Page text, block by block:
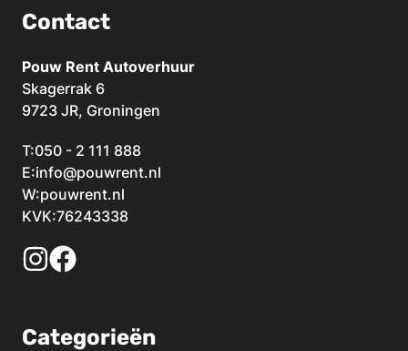
Contact
Pouw Rent Autoverhuur
Skagerrak 6
9723 JR, Groningen
T:050 - 2 111 888
E:info@pouwrent.nl
W:pouwrent.nl
KVK:76243338
Categorieën